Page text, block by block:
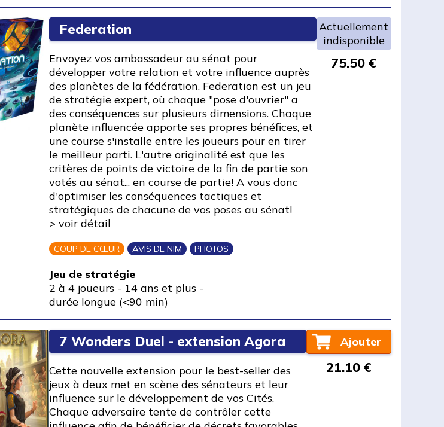
Federation
Envoyez vos ambassadeur au sénat pour
développer votre relation et votre influence auprès
des planètes de la fédération. Federation est un jeu
de stratégie expert, où chaque "pose d'ouvrier" a
des conséquences sur plusieurs dimensions. Chaque
planète influencée apporte ses propres bénéfices, et
une course s'installe entre les joueurs pour en tirer
le meilleur parti. L'autre originalité est que les
critères de points de victoire de la fin de partie son
votés au sénat... en course de partie! A vous donc
d'optimiser les conséquences tactiques et
stratégiques de chacune de vos poses au sénat!
>voir détail
COUP DE CŒUR AVIS DE NIM PHOTOS
Jeu de stratégie
2 à 4 joueurs - 14 ans et plus -
durée longue (<90 min)
Actuellement
indisponible
75.50 €
7 Wonders Duel - extension Agora
Cette nouvelle extension pour le best-seller des
jeux à deux met en scène des sénateurs et leur
influence sur le développement de vos Cités.
Chaque adversaire tente de contrôler cette
Ajouter
21.10 €